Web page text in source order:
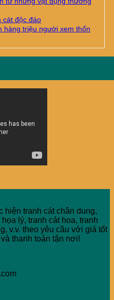
cát độc đáo
hàng triệu người xem thổn
hiện tranh cát chân dung,
lý, tranh cát hoa, tranh
v.v. theo yêu cầu với giá tốt
thanh toán tận nơi!